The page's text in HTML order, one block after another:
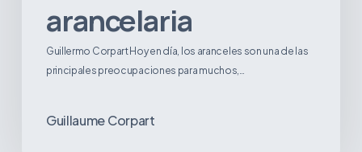
arancelaria
Guillermo Corpart Hoy en día, los aranceles son una de las
principales preocupaciones para muchos,…
Guillaume Corpart